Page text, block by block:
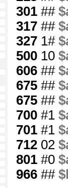
301 ##
317 ##
327 1#
500 10
606 ##
675 ##
675 ##
700 #1
701 #1
712 02
801 #0
966 ## $l